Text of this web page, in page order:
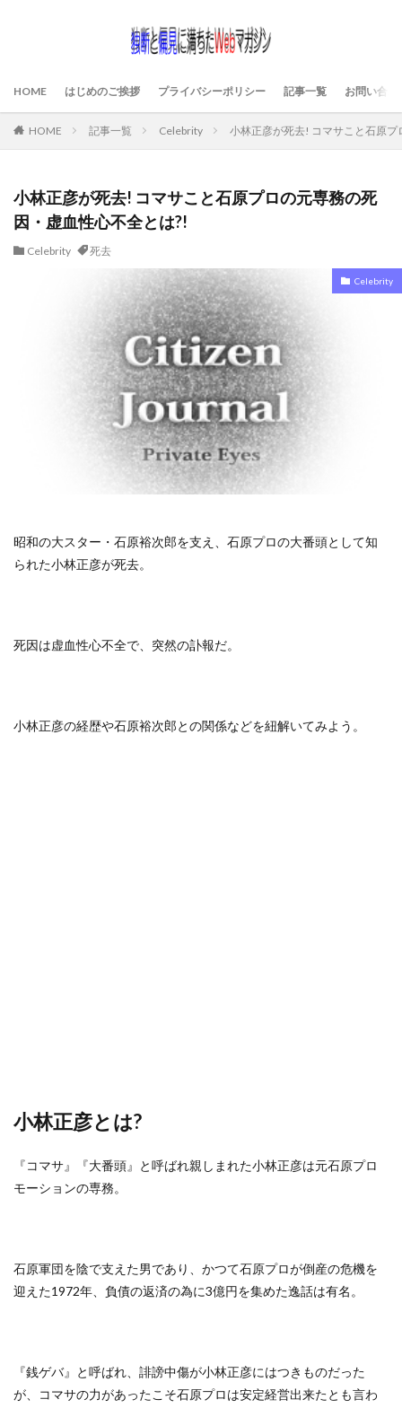
HOME はじめのご挨拶 プライバシーポリシー 記事一覧 お問い合わ
HOME 記事一覧 Celebrity 小林正彦が死去! コマサこと石原
小林正彦が死去! コマサこと石原プロの元専務の死
因・虚血性心不全とは?!
Celebrity 死去
Celebrity
昭和の大スター・石原裕次郎を支え、石原プロの大番頭として知
られた小林正彦が死去。
死因は虚血性心不全で、突然の訃報だ。
小林正彦の経歴や石原裕次郎との関係などを紐解いてみよう。
小林正彦とは?
『コマサ』『大番頭』と呼ばれ親しまれた小林正彦は元石原プロ
モーションの専務。
石原軍団を陰で支えた男であり、かつて石原プロが倒産の危機を
迎えた1972年、負債の返済の為に3億円を集めた逸話は有名。
『銭ゲバ』と呼ばれ、誹謗中傷が小林正彦にはつきものだった
が、コマサの力があったこそ石原プロは安定経営出来たとも言わ